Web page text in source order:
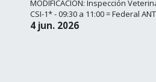
MODIFICACIÓN: Inspección
CSI-1* - 09:30 a 11:00 = Federal
4 jun. 2026